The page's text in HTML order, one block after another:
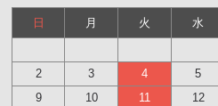
日 月 火 水
2
3 4 5
9
10 11 12